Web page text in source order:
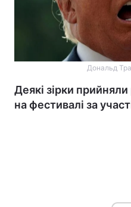
Дональд
Деякі зірки
на фестивалі за